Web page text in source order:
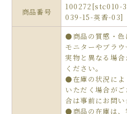
商品番号
100272[stc010-
039-15-英香-03]
●商品の質感・色
モニターやブラウ
実物と異なる場
ください。
●在庫の状況によ
いただく場合が
合は事前にお問い
●商品の在庫は、